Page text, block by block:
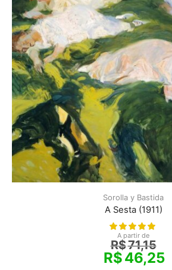
Sorolla y Bastida
A Sesta (1911)
A partir de
R$71,15
R$46,25